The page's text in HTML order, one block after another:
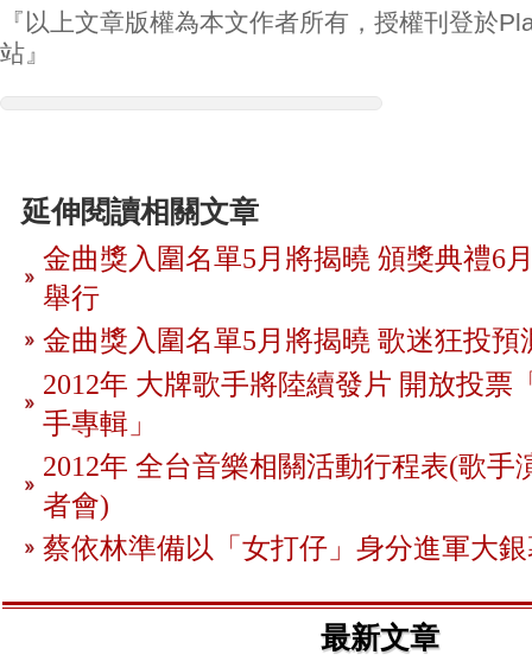
『以上文章版權為本文作者所有，授權刊登於
站』
延伸閱讀相關文章
金曲獎入圍名單5月將揭曉 頒獎典禮6
舉行
金曲獎入圍名單5月將揭曉 歌迷狂投預
2012年 大牌歌手將陸續發片 開放投票
手專輯」
2012年 全台音樂相關活動行程表(歌手
者會)
蔡依林準備以「女打仔」身分進軍大
最新文章